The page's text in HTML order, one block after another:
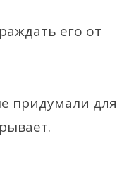
его от
придумали для